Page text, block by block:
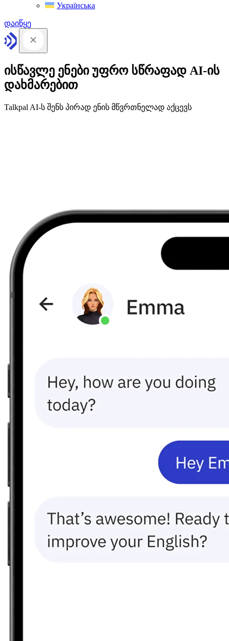
Українська
დაიწყე
ისწავლე ენები უფრო სწრაფად AI-ის
დახმარებით
Talkpal AI-ს შენს პირად ენის მწვრთნელად აქცევს